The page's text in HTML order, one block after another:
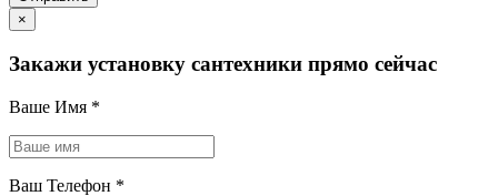
×
Закажи установку сантехники прямо сейчас
Ваше Имя *
Ваш Телефон *